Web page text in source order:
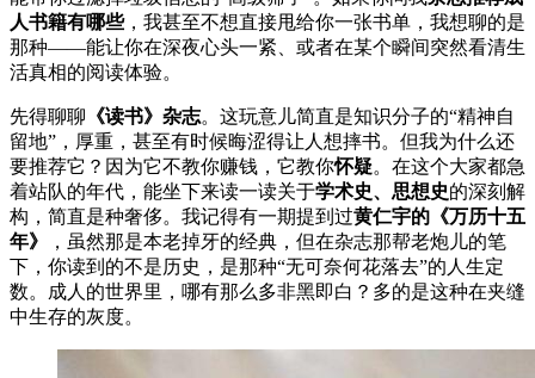
人书籍有哪些，我甚至不想直接甩给你一张书单，我想聊的是
那种——能让你在深夜心头一紧、或者在某个瞬间突然看清生
活真相的阅读体验。
先得聊聊 《读书》杂志。这玩意儿简直是知识分子的“精神自
留地”，厚重，甚至有时候晦涩得让人想摔书。但我为什么还
要推荐它？因为它不教你赚钱，它教你怀疑。在这个大家都急
着站队的年代，能坐下来读一读关于学术史、思想史的深刻解
构，简直是种奢侈。我记得有一期提到过黄仁宇的《万历十五
年》
，虽然那是本老掉牙的经典，但在杂志那帮老炮儿的笔
下，你读到的不是历史，是那种“无可奈何花落去”的人生定
数。成人的世界里，哪有那么多非黑即白？多的是这种在夹缝
中生存的灰度。